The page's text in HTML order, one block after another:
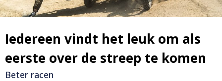
Iedereen vindt het leuk om als
eerste over de streep te komen
Beter racen